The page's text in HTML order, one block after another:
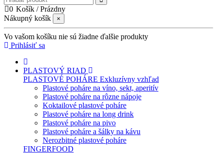
0 Košík /Prázdny
Nákupný košík
×
Vo vašom košíku nie sú žiadne ďalšie produkty
Prihlásiť sa
PLASTOVÝ RIAD
PLASTOVÉ POHÁRE Exkluzívny vzhľad
Plastové poháre na víno, sekt, aperitív
Plastové poháre na rôzne nápoje
Koktailové plastové poháre
Plastové poháre na long drink
Plastové poháre na pivo
Plastové poháre a šálky na kávu
Nerozbitné plastové poháre
FINGERFOOD